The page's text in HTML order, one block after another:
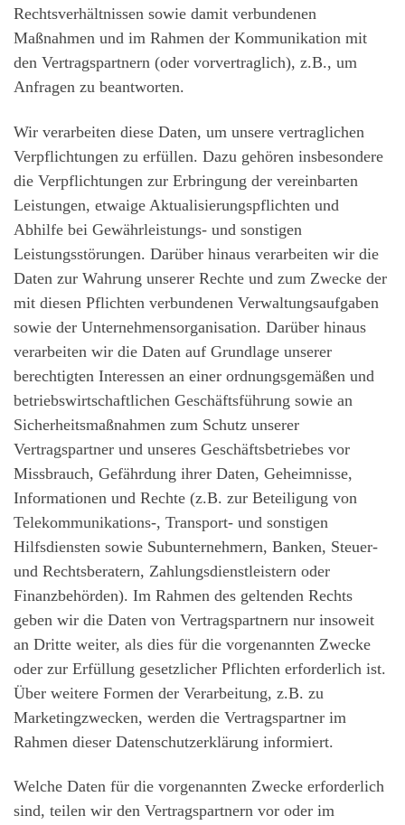
Rechtsverhältnissen sowie damit verbundenen
Maßnahmen und im Rahmen der Kommunikation mit
den Vertragspartnern (oder vorvertraglich), z.B., um
Anfragen zu beantworten.
Wir verarbeiten diese Daten, um unsere vertraglichen
Verpflichtungen zu erfüllen. Dazu gehören insbesondere
die Verpflichtungen zur Erbringung der vereinbarten
Leistungen, etwaige Aktualisierungspflichten und
Abhilfe bei Gewährleistungs- und sonstigen
Leistungsstörungen. Darüber hinaus verarbeiten wir die
Daten zur Wahrung unserer Rechte und zum Zwecke der
mit diesen Pflichten verbundenen Verwaltungsaufgaben
sowie der Unternehmensorganisation. Darüber hinaus
verarbeiten wir die Daten auf Grundlage unserer
berechtigten Interessen an einer ordnungsgemäßen und
betriebswirtschaftlichen Geschäftsführung sowie an
Sicherheitsmaßnahmen zum Schutz unserer
Vertragspartner und unseres Geschäftsbetriebes vor
Missbrauch, Gefährdung ihrer Daten, Geheimnisse,
Informationen und Rechte (z.B. zur Beteiligung von
Telekommunikations-, Transport- und sonstigen
Hilfsdiensten sowie Subunternehmern, Banken, Steuer-
und Rechtsberatern, Zahlungsdienstleistern oder
Finanzbehörden). Im Rahmen des geltenden Rechts
geben wir die Daten von Vertragspartnern nur insoweit
an Dritte weiter, als dies für die vorgenannten Zwecke
oder zur Erfüllung gesetzlicher Pflichten erforderlich ist.
Über weitere Formen der Verarbeitung, z.B. zu
Marketingzwecken, werden die Vertragspartner im
Rahmen dieser Datenschutzerklärung informiert.
Welche Daten für die vorgenannten Zwecke erforderlich
sind, teilen wir den Vertragspartnern vor oder im